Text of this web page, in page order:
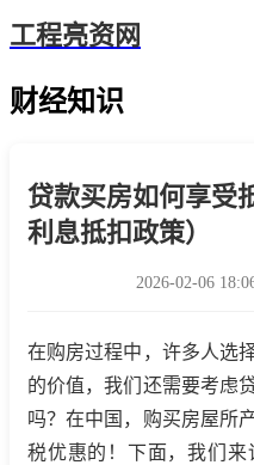
工程亮资网
财经知识
贷款买房如何享受
利息抵扣政策）
2026-02-06
在购房过程中，许多人选
的价值，我们还需要考虑
吗？在中国，购买房屋所
税优惠的！下面，我们